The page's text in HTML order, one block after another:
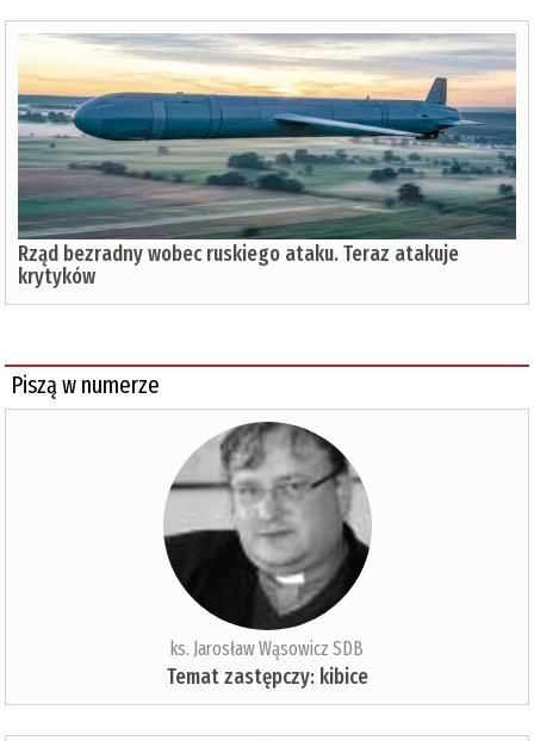
Rząd bezradny wobec ruskiego ataku. Teraz atakuje
krytyków
Piszą w numerze
ks. Jarosław Wąsowicz SDB
Temat zastępczy: kibice